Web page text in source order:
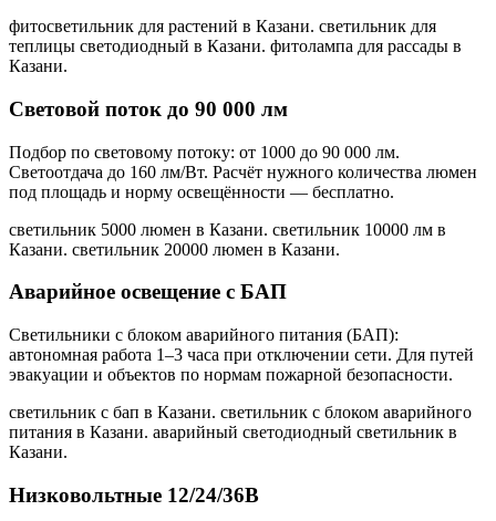
фитосветильник для растений в Казани. светильник для
теплицы светодиодный в Казани. фитолампа для рассады в
Казани.
Световой поток до 90 000 лм
Подбор по световому потоку: от 1000 до 90 000 лм.
Светоотдача до 160 лм/Вт. Расчёт нужного количества люмен
под площадь и норму освещённости — бесплатно.
светильник 5000 люмен в Казани. светильник 10000 лм в
Казани. светильник 20000 люмен в Казани.
Аварийное освещение с БАП
Светильники с блоком аварийного питания (БАП):
автономная работа 1–3 часа при отключении сети. Для путей
эвакуации и объектов по нормам пожарной безопасности.
светильник с бап в Казани. светильник с блоком аварийного
питания в Казани. аварийный светодиодный светильник в
Казани.
Низковольтные 12/24/36В